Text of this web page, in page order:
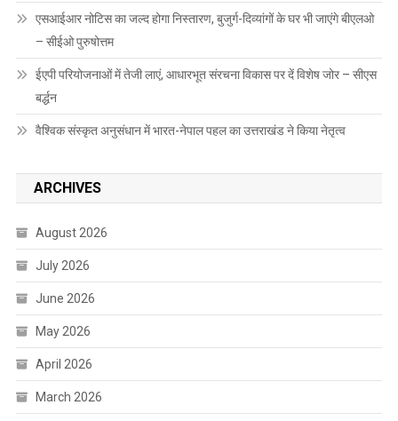
एसआईआर नोटिस का जल्द होगा निस्तारण, बुजुर्ग-दिव्यांगों के घर भी जाएंगे बीएलओ
– सीईओ पुरुषोत्तम
ईएपी परियोजनाओं में तेजी लाएं, आधारभूत संरचना विकास पर दें विशेष जोर – सीएस
बर्द्धन
वैश्विक संस्कृत अनुसंधान में भारत-नेपाल पहल का उत्तराखंड ने किया नेतृत्व
ARCHIVES
August 2026
July 2026
June 2026
May 2026
April 2026
March 2026